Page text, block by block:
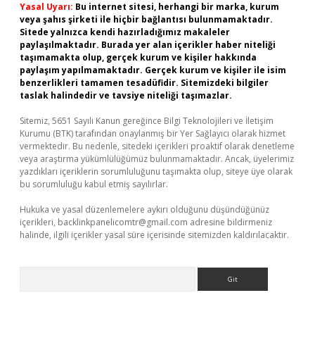
Yasal Uyarı: Bu internet sitesi, herhangi bir marka, kurum
veya şahıs şirketi ile hiçbir bağlantısı bulunmamaktadır.
Sitede yalnızca kendi hazırladığımız makaleler
paylaşılmaktadır. Burada yer alan içerikler haber niteliği
taşımamakta olup, gerçek kurum ve kişiler hakkında
paylaşım yapılmamaktadır. Gerçek kurum ve kişiler ile isim
benzerlikleri tamamen tesadüfidir. Sitemizdeki bilgiler
taslak halindedir ve tavsiye niteliği taşımazlar.
Sitemiz, 5651 Sayılı Kanun gereğince Bilgi Teknolojileri ve İletişim
Kurumu (BTK) tarafından onaylanmış bir Yer Sağlayıcı olarak hizmet
vermektedir. Bu nedenle, sitedeki içerikleri proaktif olarak denetleme
veya araştırma yükümlülüğümüz bulunmamaktadır. Ancak, üyelerimiz
yazdıkları içeriklerin sorumluluğunu taşımakta olup, siteye üye olarak
bu sorumluluğu kabul etmiş sayılırlar.
Hukuka ve yasal düzenlemelere aykırı olduğunu düşündüğünüz
içerikleri, backlinkpanelicomtr@gmail.com adresine bildirmeniz
halinde, ilgili içerikler yasal süre içerisinde sitemizden kaldırılacaktır.